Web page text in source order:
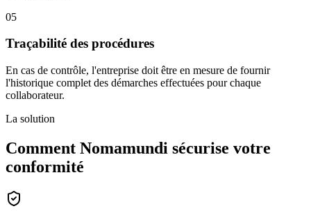
05
Traçabilité des procédures
En cas de contrôle, l'entreprise doit être en mesure de fournir
l'historique complet des démarches effectuées pour chaque
collaborateur.
La solution
Comment Nomamundi sécurise votre
conformité